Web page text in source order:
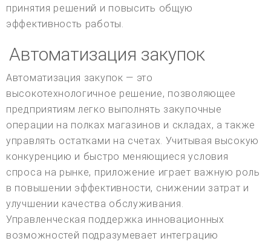
принятия решений и повысить общую
эффективность работы.
Автоматизация закупок
Автоматизация закупок — это
высокотехнологичное решение, позволяющее
предприятиям легко выполнять закупочные
операции на полках магазинов и складах, а также
управлять остатками на счетах. Учитывая высокую
конкуренцию и быстро меняющиеся условия
спроса на рынке, приложение играет важную роль
в повышении эффективности, снижении затрат и
улучшении качества обслуживания.
Управленческая поддержка инновационных
возможностей подразумевает интеграцию